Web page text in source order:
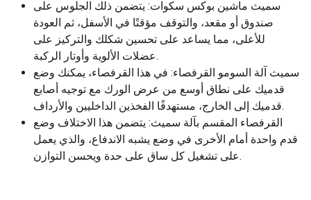
سميث ماشين بوكس ​​​​سكوات: يتضمن ذلك الجلوس على
صندوق أو مقعد، والتوقف مؤقتًا في الأسفل، ثم العودة
للأعلى، مما يساعد على تحسين شكلك والتركيز على
عضلات الألوية وأوتار الركبة.
سميث آلة السومو القرفصاء: في هذا القرفصاء، يمكنك وضع
قدميك على نطاق أوسع من عرض الورك مع توجيه أصابع
قدميك إلى الخارج، مستهدفًا الفخذين الداخليين والأرداف.
القرفصاء المقسم بآلة سميث: يتضمن هذا الاختلاف وضع
قدم واحدة أمام الأخرى في وضع يشبه الاندفاع، والذي يعمل
على تشغيل كل ساق على حدة ويحسن التوازن.